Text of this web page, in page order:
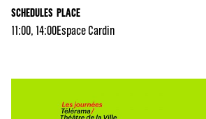
SCHEDULES
11:00, 14:00
PLACE
Espace Cardin